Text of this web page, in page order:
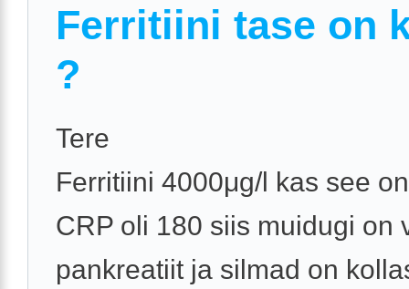
Ferritiini tase on
?
Tere
Ferritiini 4000μg/l kas see
CRP oli 180 siis muidugi on
pankreatiit ja silmad on